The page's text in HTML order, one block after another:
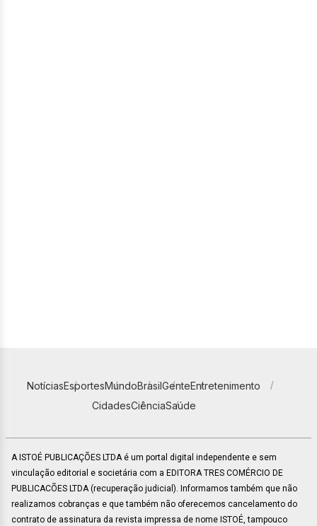
NotíciasEsportesMundoBrasilGenteEntretenimento
CidadesCiênciaSaúde
A ISTOÉ PUBLICAÇÕES LTDA é um portal digital independente e sem
vinculação editorial e societária com a EDITORA TRES COMÉRCIO DE
PUBLICACÕES LTDA (recuperação judicial). Informamos também que não
realizamos cobranças e que também não oferecemos cancelamento do
contrato de assinatura da revista impressa de nome ISTOÉ, tampouco